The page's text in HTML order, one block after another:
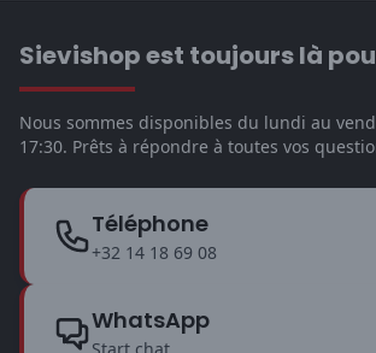
Sievishop est toujours là
Nous sommes disponibles du lundi au
17:30. Prêts à répondre à toutes vos
Téléphone
+32 14 18 69 08
WhatsApp